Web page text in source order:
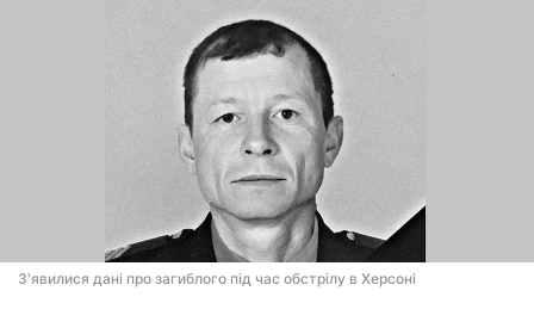
З'явилися дані про загиблого під час обстрілу в Херсоні